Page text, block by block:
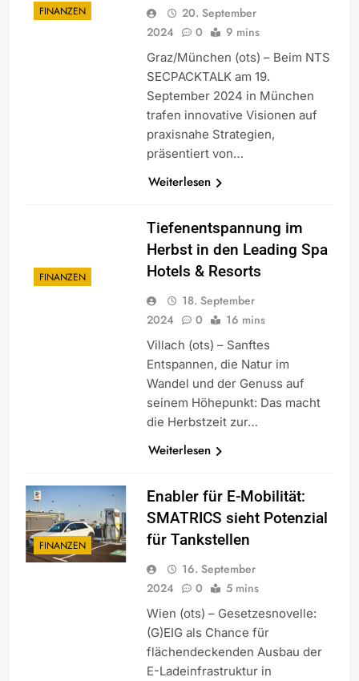
FINANZEN
20. September
2024
0 9 mins
Graz/München (ots) – Beim NTS
SECPACKTALK am 19.
September 2024 in München
trafen innovative Visionen auf
praxisnahe Strategien,
präsentiert von…
Weiterlesen
FINANZEN
Tiefenentspannung im
Herbst in den Leading Spa
Hotels & Resorts
18. September
2024
0 16 mins
Villach (ots) – Sanftes
Entspannen, die Natur im
Wandel und der Genuss auf
seinem Höhepunkt: Das macht
die Herbstzeit zur…
Weiterlesen
FINANZEN
Enabler für E-Mobilität:
SMATRICS sieht Potenzial
für Tankstellen
16. September
2024
0 5 mins
Wien (ots) – Gesetzesnovelle:
(G)EIG als Chance für
flächendeckenden Ausbau der
E-Ladeinfrastruktur in